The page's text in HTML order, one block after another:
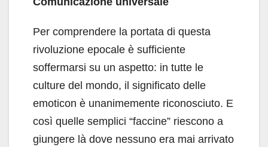
Per comprendere la portata di questa
rivoluzione epocale è sufficiente
soffermarsi su un aspetto: in tutte le
culture del mondo, il significato delle
emoticon è unanimemente riconosciuto. E
così quelle semplici “faccine” riescono a
giungere là dove nessuno era mai arrivato